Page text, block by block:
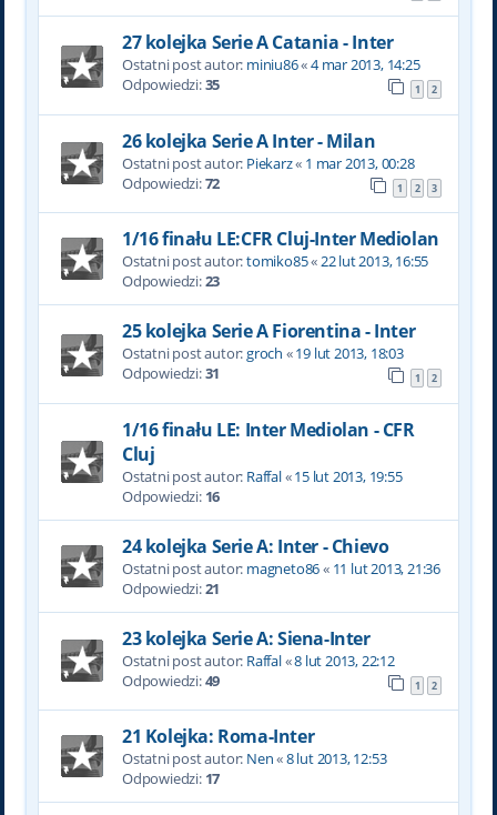
27 kolejka Serie A Catania - Inter
Ostatni post autor: miniu86«4 mar 2013, 14:25
Odpowiedzi:35 1 2
26 kolejka Serie A Inter - Milan
Ostatni post autor: Piekarz« 1 mar 2013, 00:28
Odpowiedzi:72 1 2 3
1/16 finału LE:CFR Cluj-Inter Mediolan
Ostatni post autor:tomiko85«22 lut 2013, 16:55
Odpowiedzi:23
25 kolejka Serie A Fiorentina - Inter
Ostatni post autor:groch «19 lut 2013, 18:03
Odpowiedzi:31 1 2
1/16 finału LE: Inter Mediolan - CFR
Cluj
Ostatni post autor: Raffal«15 lut 2013, 19:55
Odpowiedzi: 16
24 kolejka Serie A: Inter - Chievo
Ostatni post autor: magneto86« 11 lut 2013, 21:36
Odpowiedzi:21
23 kolejka Serie A: Siena-Inter
Ostatni post autor: Raffal«8 lut 2013, 22:12
Odpowiedzi:49 1 2
21 Kolejka: Roma-Inter
Ostatni post autor: Nen«8 lut 2013, 12:53
Odpowiedzi: 17